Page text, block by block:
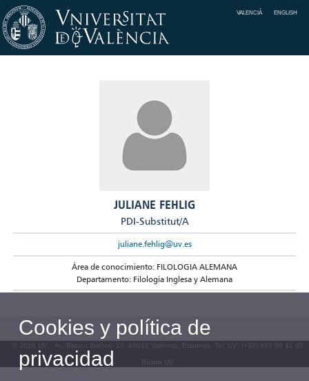
VALENCIÀ ENGLISH
JULIANE FEHLIG
PDI-Substitut/A
juliane.fehlig@uv.es
Área de conocimiento: FILOLOGIA ALEMANA
Departamento: Filología Inglesa y Alemana
© 2026 UV. - Av. Blasco Ibáñez, 13. 46010 València. Espanya. Tel. UV: (+34) 963 86 41 00
Buzón UV
Cookies y política de
privacidad